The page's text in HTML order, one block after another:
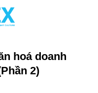
hoá doanh
2)